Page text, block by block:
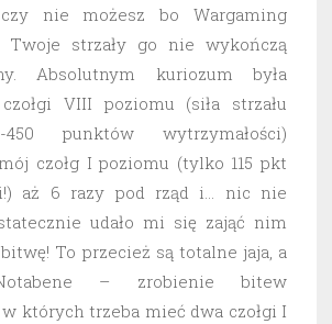
nie możesz bo Wargaming
Twoje strzały go nie wykończą
Absolutnym kuriozum była
VIII poziomu (siła strzału
450 punktów wytrzymałości)
czołg I poziomu (tylko 115 pkt
aż 6 razy pod rząd i… nic nie
udało mi się zająć nim
To przecież są totalne jaja, a
– zrobienie bitew
których trzeba mieć dwa czołgi I